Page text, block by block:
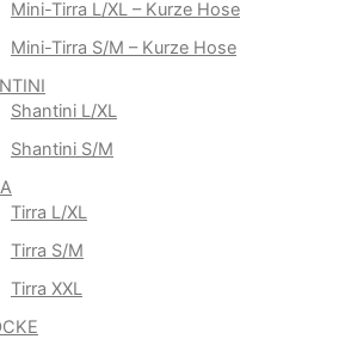
Mini-Tirra L/XL – Kurze Hose
Mini-Tirra S/M – Kurze Hose
Shantini L/XL
Shantini S/M
Tirra L/XL
Tirra S/M
Tirra XXL